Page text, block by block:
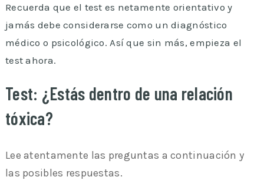
Recuerda que el test es netamente orientativo y
jamás debe considerarse como un diagnóstico
médico o psicológico. Así que sin más, empieza el
test ahora.
Test: ¿Estás dentro de una relación
tóxica?
Lee atentamente las preguntas a continuación y
las posibles respuestas.